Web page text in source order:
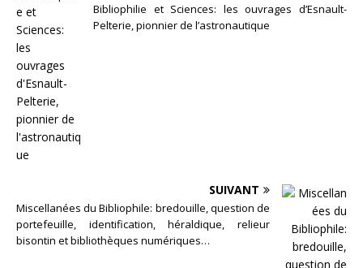
Bibliophilie et Sciences: les ouvrages d’Esnault-
Pelterie, pionnier de l’astronautique
SUIVANT
Miscellanées du Bibliophile: bredouille, question de
portefeuille, identification, héraldique, relieur
bisontin et bibliothèques numériques…